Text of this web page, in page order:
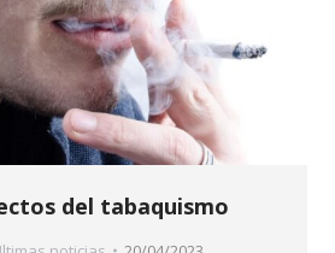
del tabaquismo